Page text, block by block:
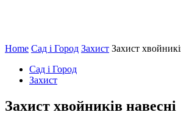
Home Сад і Город Захист Захист
Сад і Город
Захист
Захист хвойників навесні